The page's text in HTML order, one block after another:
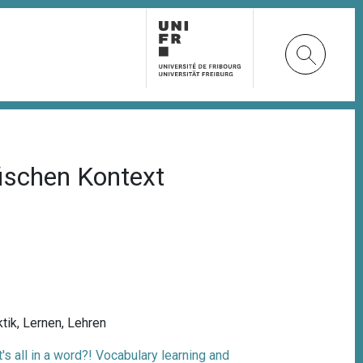
Kontext
, Lernen, Lehren
all in a word?! Vocabulary learning and